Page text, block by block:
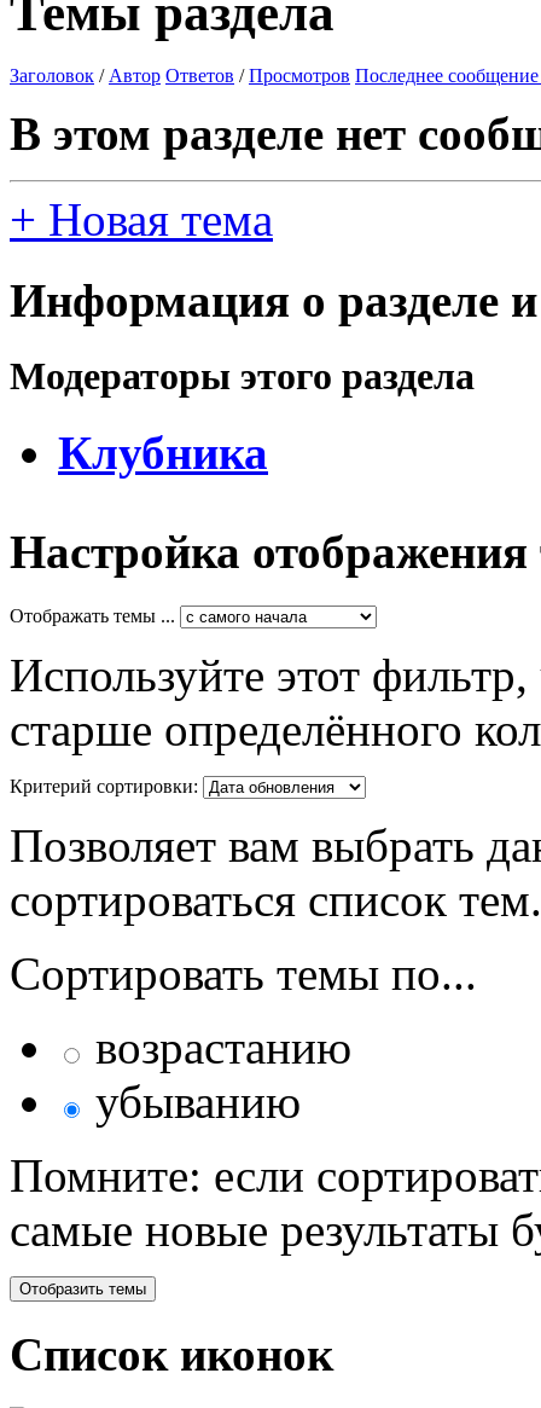
Темы раздела
Заголовок /Автор Ответов /Просмотров Последнее сообщение
В этом разделе нет
+ Новая тема
Информация о разделе
Модераторы этого раздела
Клубника
Настройка отображения
Отображать темы ...
Используйте этот
старше определённого
Критерий сортировки:
Позволяет вам выбрать
сортироваться список тем.
Сортировать темы по...
возрастанию
убыванию
Помните: если
самые новые результаты
Список иконок